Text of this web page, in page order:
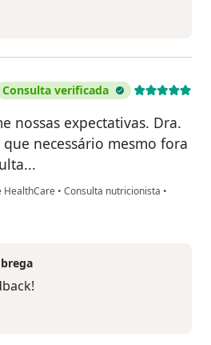
Consulta verificada
nossas expectativas. Dra.
necessário mesmo fora
HealthCare • Consulta nutricionista •
Ramos